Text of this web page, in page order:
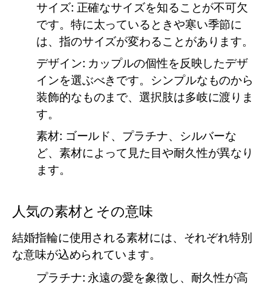
サイズ: 正確なサイズを知ることが不可欠
です。特に太っているときや寒い季節に
は、指のサイズが変わることがあります。
デザイン: カップルの個性を反映したデザ
インを選ぶべきです。シンプルなものから
装飾的なものまで、選択肢は多岐に渡りま
す。
素材: ゴールド、プラチナ、シルバーな
ど、素材によって見た目や耐久性が異なり
ます。
人気の素材とその意味
結婚指輪に使用される素材には、それぞれ特別
な意味が込められています。
プラチナ: 永遠の愛を象徴し、耐久性が高